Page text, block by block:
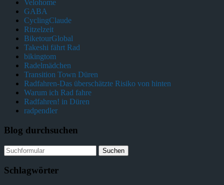
Velohome
GABA
CyclingClaude
Ritzelzeit
BiketourGlobal
Takeshi fährt Rad
bikingtom
Radelmädchen
Transition Town Düren
Radfahren-Das überschätzte Risiko von hinten
Warum ich Rad fahre
Radfahren! in Düren
radpendler
Blog durchsuchen
Schlagwörter